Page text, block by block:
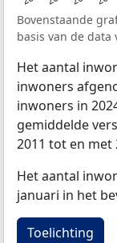
Bovenstaande
basis van de data
Het aantal
inwoners
inwoners in
gemiddelde
2011 tot en met
Het aantal
januari in het
Toelichting